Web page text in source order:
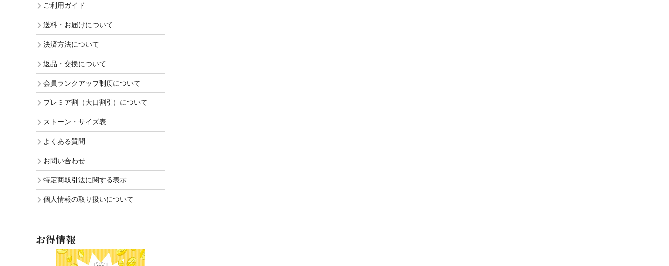
ご利用ガイド
送料・お届けについて
決済方法について
返品・交換について
会員ランクアップ制度について
プレミア割（大口割引）について
ストーン・サイズ表
よくある質問
お問い合わせ
特定商取引法に関する表示
個人情報の取り扱いについて
お得情報